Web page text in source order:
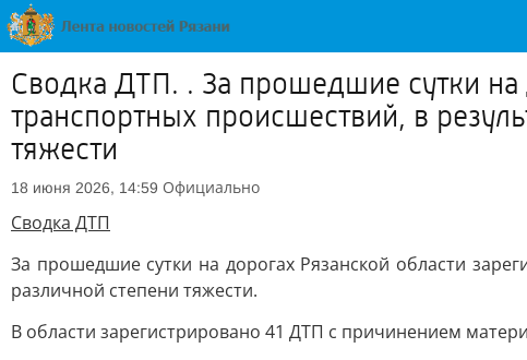
Сводка ДТП. . За прошедшие сутки на
транспортных происшествий, в
тяжести
18 июня 2026, 14:59 Официально
Сводка ДТП
За прошедшие сутки на дорогах Рязанской области
различной степени тяжести.
В области зарегистрировано 41 ДТП с причинением